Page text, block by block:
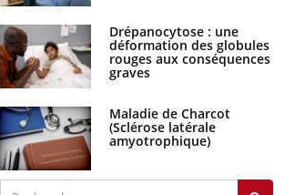
Drépanocytose : une
déformation des globules
rouges aux conséquences
graves
Maladie de Charcot
(Sclérose latérale
amyotrophique)